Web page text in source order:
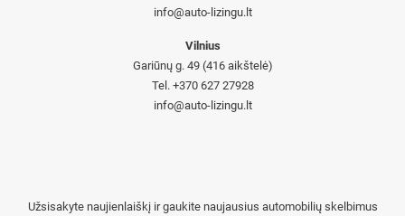
info@auto-lizingu.lt
Vilnius
Gariūnų g. 49 (416 aikštelė)
Tel. +370 627 27928
info@auto-lizingu.lt
Užsisakyte naujienlaiškį ir gaukite naujausius automobilių skelbimus